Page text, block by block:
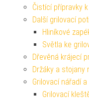
Čistící přípravky
Další grilovací
Hliníkové
Světla ke
Dřevěná krájecí
Držáky a stojany
Grilovací nářadí
Grilovací